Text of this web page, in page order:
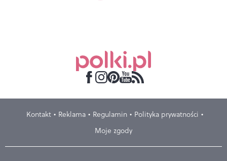
Kontakt Reklama Regulamin
Polityka prywatności
Moje zgody